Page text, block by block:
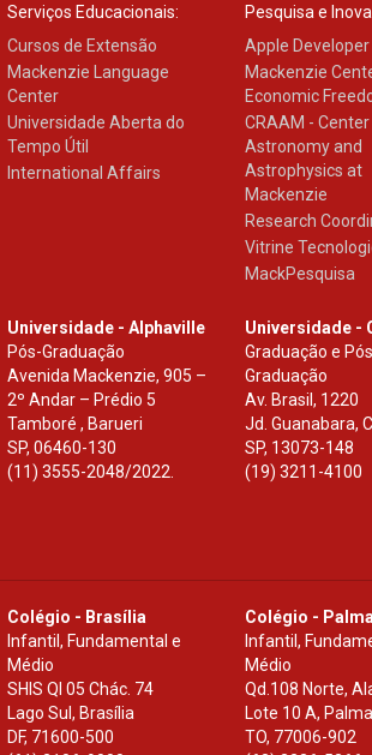
Serviços Educacionais:
Cursos de Extensão
Mackenzie Language
Center
Universidade Aberta do
Tempo Útil
International Affairs
Pesquisa e
Apple
Mackenzie
Economic
CRAAM -
Astronomy and
Astrophysics at
Mackenzie
Research
Vitrine
MackPesquisa
Universidade - Alphaville
Pós-Graduação
Avenida Mackenzie, 905 –
2º Andar – Prédio 5
Tamboré , Barueri
SP, 06460-130
(11) 3555-2048/2022.
Universidade -
Graduação e
Graduação
Av. Brasil, 1220
Jd. Guanabara,
SP, 13073-148
(19) 3211-4100
Colégio - Brasília
Infantil, Fundamental e
Médio
SHIS Ql 05 Chác. 74
Lago Sul, Brasília
DF, 71600-500
Colégio -
Infantil,
Médio
Qd.108 Norte,
Lote 10 A,
TO, 77006-902